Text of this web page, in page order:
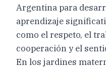
Argentina para
aprendizaje
como el respeto, el
cooperación y el
En los jardines